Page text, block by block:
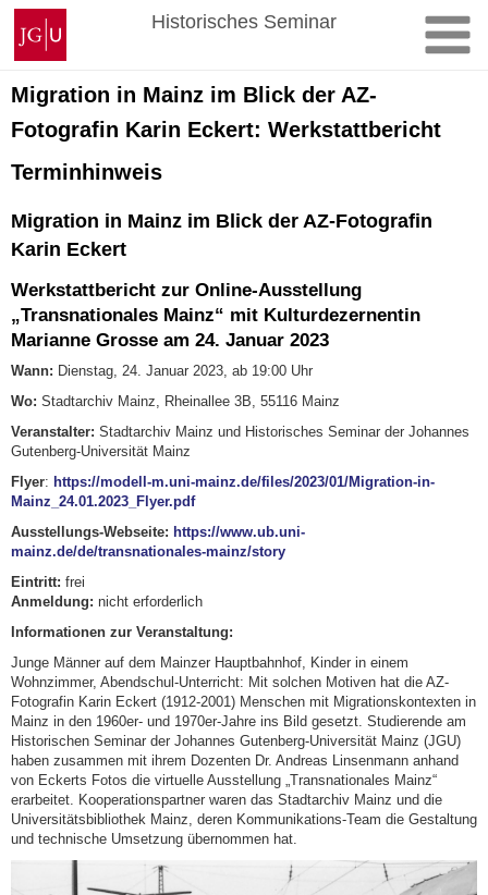
Zum
Inhalt
springen
Johannes
Gutenberg-
Universität
Mainz
Historisches Seminar
Migration in Mainz im Blick der AZ-
Fotografin Karin Eckert: Werkstattbericht
Terminhinweis
Migration in Mainz im Blick der AZ-Fotografin
Karin Eckert
Werkstattbericht zur Online-Ausstellung
„Transnationales Mainz“ mit Kulturdezernentin
Marianne Grosse am 24. Januar 2023
Wann: Dienstag, 24. Januar 2023, ab 19:00 Uhr
Wo: Stadtarchiv Mainz, Rheinallee 3B, 55116 Mainz
Veranstalter: Stadtarchiv Mainz und Historisches Seminar der Johannes
Gutenberg-Universität Mainz
Flyer: https://modell-m.uni-mainz.de/files/2023/01/Migration-in-
Mainz_24.01.2023_Flyer.pdf
Ausstellungs-Webseite: https://www.ub.uni-
mainz.de/de/transnationales-mainz/story
Eintritt: frei
Anmeldung: nicht erforderlich
Informationen zur Veranstaltung:
Junge Männer auf dem Mainzer Hauptbahnhof, Kinder in einem
Wohnzimmer, Abendschul-Unterricht: Mit solchen Motiven hat die AZ-
Fotografin Karin Eckert (1912-2001) Menschen mit Migrationskontexten in
Mainz in den 1960er- und 1970er-Jahre ins Bild gesetzt. Studierende am
Historischen Seminar der Johannes Gutenberg-Universität Mainz (JGU)
haben zusammen mit ihrem Dozenten Dr. Andreas Linsenmann anhand
von Eckerts Fotos die virtuelle Ausstellung „Transnationales Mainz“
erarbeitet. Kooperationspartner waren das Stadtarchiv Mainz und die
Universitätsbibliothek Mainz, deren Kommunikations-Team die Gestaltung
und technische Umsetzung übernommen hat.